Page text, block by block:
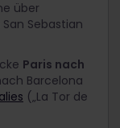
über
Sebastian
Paris nach
Barcelona
(„La Tor de